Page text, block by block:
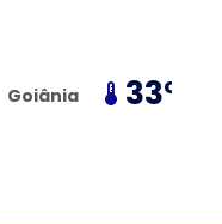
Brasília 30º